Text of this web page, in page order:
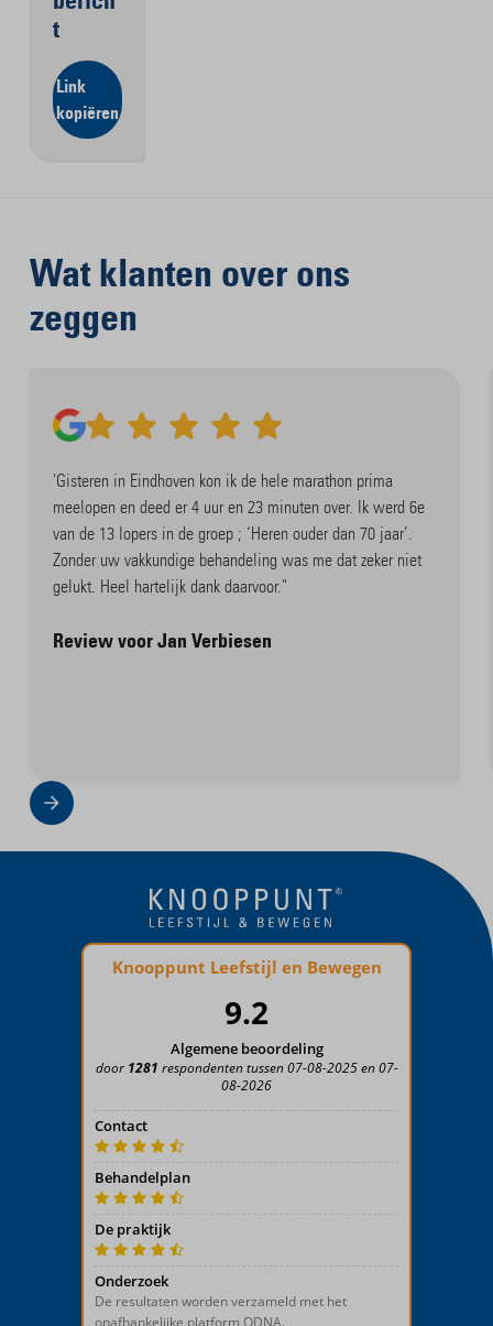
t
Link
kopiëren
Wat klanten over ons
zeggen
'Gisteren in Eindhoven kon ik de hele marathon prima
meelopen en deed er 4 uur en 23 minuten over. Ik werd 6e
van de 13 lopers in de groep ; ‘Heren ouder dan 70 jaar’.
Zonder uw vakkundige behandeling was me dat zeker niet
gelukt. Heel hartelijk dank daarvoor."
Review voor Jan Verbiesen